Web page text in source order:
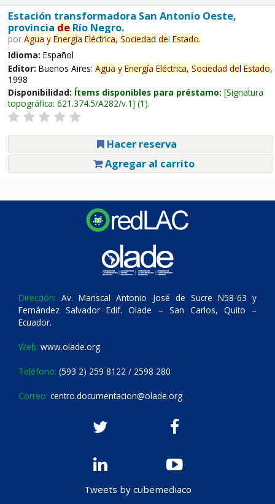
Estación transformadora San Antonio Oeste,
provincia deRío Negro.
por Agua y Energía Eléctrica, Sociedad del Estado.
Idioma: Español
Editor: Buenos Aires: Agua y Energía Eléctrica, Sociedad del Estado,
1998
Disponibilidad: Ítems disponibles para préstamo: Signatura
topográfica: 621.374.5/A282/v.1 (1).
Hacer reserva
Agregar al carrito
Dirección: Av. Mariscal Antonio José de Sucre N58-63 y
Fernández Salvador Edif. Olade – San Carlos, Quito –
Ecuador.
Web: www.olade.org
Teléfono: (593 2) 259 8122 / 2598 280
Correo: centro.documentacion@olade.org
Tweets by cubemediaco